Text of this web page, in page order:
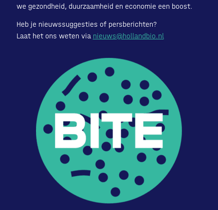
we gezondheid, duurzaamheid en economie een boost.
Heb je nieuwssuggesties of persberichten?
Laat het ons weten via nieuws@hollandbio.nl